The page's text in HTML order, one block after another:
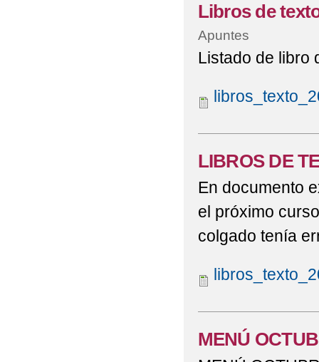
Libros de
Apuntes
Listado de libro
LIBROS DE
En documento
el próximo
colgado tenía
MENÚ